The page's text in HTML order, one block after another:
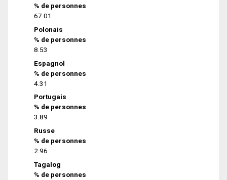
% de personnes
67.01
Polonais
% de personnes
8.53
Espagnol
% de personnes
4.31
Portugais
% de personnes
3.89
Russe
% de personnes
2.96
Tagalog
% de personnes